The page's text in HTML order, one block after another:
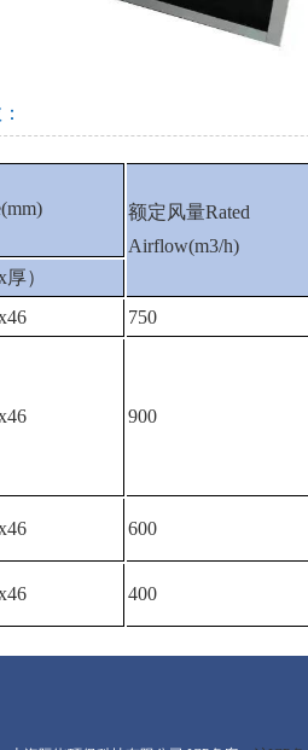
额定风量Rated
Airflow(m3/h)
厚）
750
900
600
400